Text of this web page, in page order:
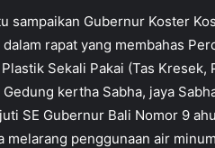
sampaikan Gubernur Koster
dalam rapat yang membahas
Sekali Pakai (Tas
kertha Sabha, jaya
SE Gubernur Bali Nomor 9
melarang penggunaan air